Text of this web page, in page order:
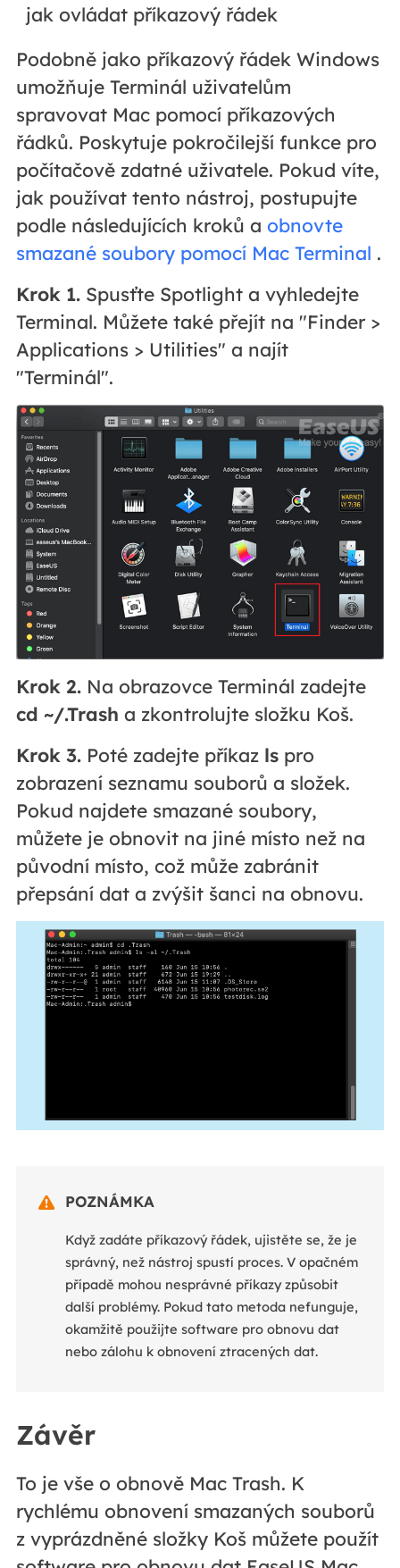
jak ovládat příkazový řádek
Podobně jako příkazový řádek Windows
umožňuje Terminál uživatelům
spravovat Mac pomocí příkazových
řádků. Poskytuje pokročilejší funkce pro
počítačově zdatné uživatele. Pokud víte,
jak používat tento nástroj, postupujte
podle následujících kroků a obnovte
smazané soubory pomocí Mac Terminal .
Krok 1.Spusťte Spotlight a vyhledejte
Terminal. Můžete také přejít na "Finder >
Applications > Utilities" a najít
"Terminál".
Krok 2.Na obrazovce Terminál zadejte
cd ~/.Trash a zkontrolujte složku Koš.
Krok 3.Poté zadejte příkaz lspro
zobrazení seznamu souborů a složek.
Pokud najdete smazané soubory,
můžete je obnovit na jiné místo než na
původní místo, což může zabránit
přepsání dat a zvýšit šanci na obnovu.
 POZNÁMKA
Když zadáte příkazový řádek, ujistěte se, že je
správný, než nástroj spustí proces. V opačném
případě mohou nesprávné příkazy způsobit
další problémy. Pokud tato metoda nefunguje,
okamžitě použijte software pro obnovu dat
nebo zálohu k obnovení ztracených dat.
Závěr
To je vše o obnově Mac Trash. K
rychlému obnovení smazaných souborů
z vyprázdněné složky Koš můžete použít